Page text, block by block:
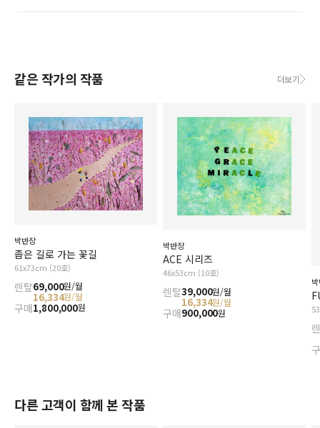
같은 작가의 작품 더보기
박반장
좁은 길로 가는 꽃길
61x73cm (20호)
렌탈69,000원/월
16,334원/월
구매1,800,000원
박반장
ACE 시리즈
46x53cm (10호)
렌탈39,000원/월
16,334원/월
구매900,000원
다른 고객이 함께 본 작품